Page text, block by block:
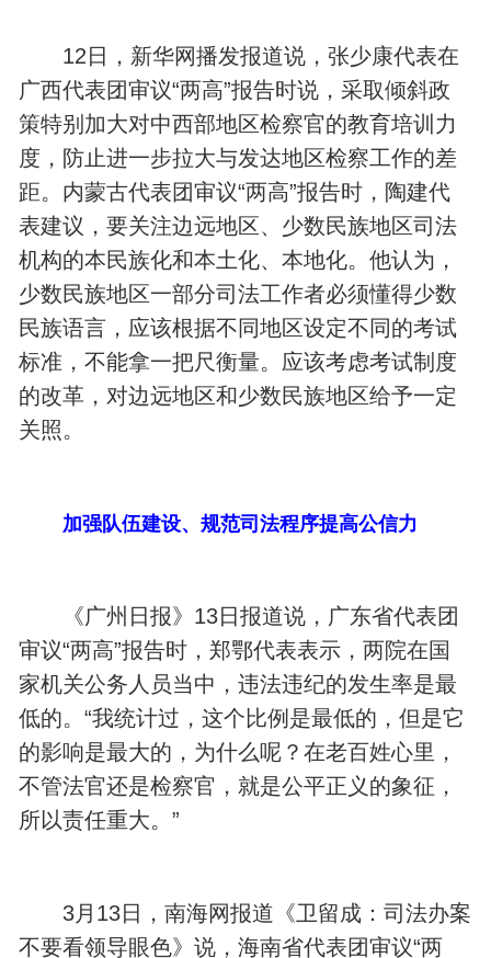
12日，新华网播发报道说，张少康代表在
广西代表团审议“两高”报告时说，采取倾斜政
策特别加大对中西部地区检察官的教育培训力
度，防止进一步拉大与发达地区检察工作的差
距。内蒙古代表团审议“两高”报告时，陶建代
表建议，要关注边远地区、少数民族地区司法
机构的本民族化和本土化、本地化。他认为，
少数民族地区一部分司法工作者必须懂得少数
民族语言，应该根据不同地区设定不同的考试
标准，不能拿一把尺衡量。应该考虑考试制度
的改革，对边远地区和少数民族地区给予一定
关照。
加强队伍建设、规范司法程序提高公信力
《广州日报》13日报道说，广东省代表团
审议“两高”报告时，郑鄂代表表示，两院在国
家机关公务人员当中，违法违纪的发生率是最
低的。“我统计过，这个比例是最低的，但是它
的影响是最大的，为什么呢？在老百姓心里，
不管法官还是检察官，就是公平正义的象征，
所以责任重大。”
3月13日，南海网报道《卫留成：司法办案
不要看领导眼色》说，海南省代表团审议“两